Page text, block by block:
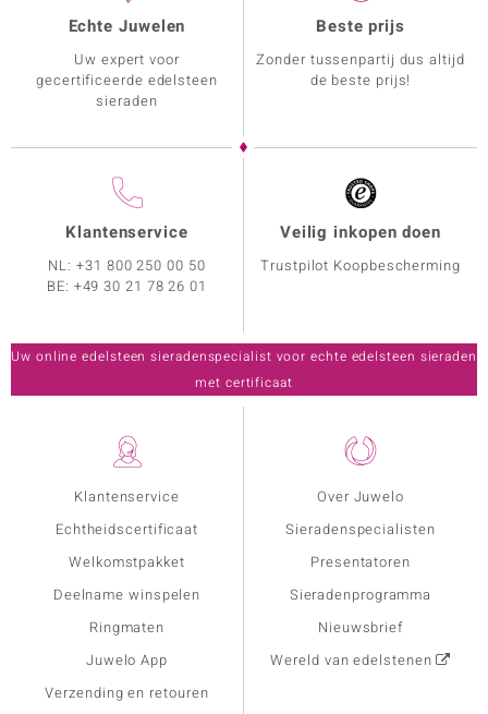
Klantenservice
Echtheidscertificaat
Welkomstpakket
Deelname winspelen
Ringmaten
Juwelo App
Verzending en retouren
Over Juwelo
Sieradenspecialisten
Presentatoren
Sieradenprogramma
Nieuwsbrief
Wereld van edelstenen
Echte Juwelen
Uw expert voor
gecertificeerde edelsteen
sieraden
Beste prijs
Zonder tussenpartij dus altijd
de beste prijs!
Klantenservice
NL:+31 800 250 00 50
BE: +49 30 21 78 26 01
Veilig inkopen doen
Trustpilot Koopbescherming
Uw online edelsteen sieradenspecialist voor echte edelsteen sieraden
met certificaat